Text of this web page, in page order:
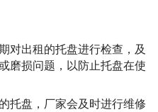
对出租的托盘进行检查，及
磨损问题，以防止托盘在使
托盘，厂家会及时进行维修